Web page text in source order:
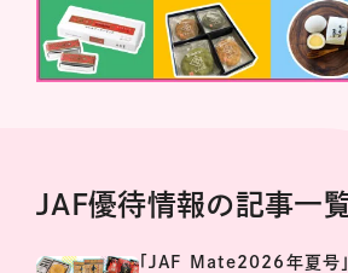
JAF優待情報の記事一
「JAF Mate2026年夏号